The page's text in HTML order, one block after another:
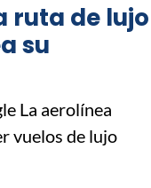
ruta de lujo
su
La aerolínea
vuelos de lujo